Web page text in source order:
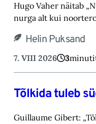
Hugo Vaher näitab
nurga alt kui
Helin Puksand
7. VIII 2026 3
Tõlkida tuleb
Guillaume Gibert: